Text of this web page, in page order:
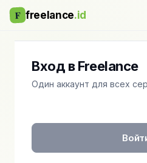
F freelance.id
Вход в Freelance
Один аккаунт для всех